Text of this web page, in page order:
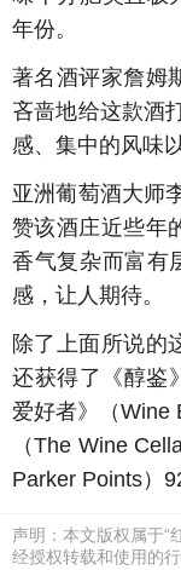
年份。
著名酒评家詹姆
吝啬地给这款酒
感、集中的风
亚洲葡萄酒大师
赞该酒庄近些年
香气复杂而富有
感，让人期待
除了上面所说的
还获得了《醇鉴
爱好者》（Wine
（The Wine
Parker Points）
声明：本文版权属于“
经授权转载和使用的